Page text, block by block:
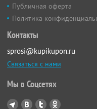
Публичная оферта
Политика
Контакты
sprosi@kupikupon.ru
Связаться с нами
Мы в Соцсетях